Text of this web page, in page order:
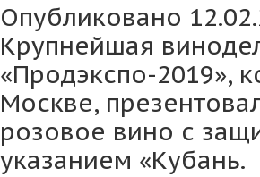
Опубликовано
Крупнейшая
«Продэкспо-2019»,
Москве,
розовое вино с
указанием «Кубань.